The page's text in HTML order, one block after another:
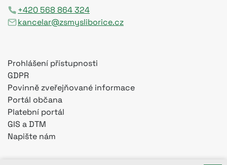
+420 568 864 324
kancelar@zsmysliborice.cz
Prohlášení přístupnosti
GDPR
Povinně zveřejňované informace
Portál občana
Platební portál
GIS a DTM
Napište nám